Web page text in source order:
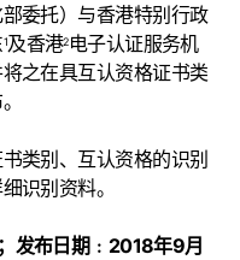
委托）与香港特别行政
1及香港2电子认证服务机
之在具互认资格证书类
类别、互认资格的识别
识别资料。
发布日期﹕2018年9月